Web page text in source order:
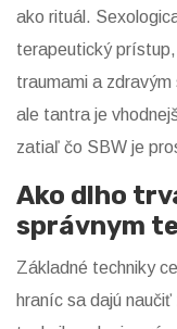
ako rituál.
terapeutický
traumami a
ale tantra je
zatiaľ čo SBW je
Ako dlho
správnym
Základné techniky
hraníc sa dajú